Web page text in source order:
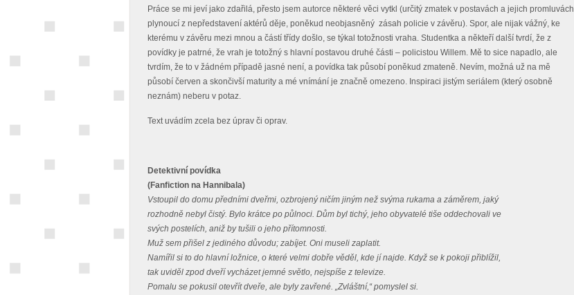
Práce se mi jeví jako zdařilá, přesto jsem autorce některé věci vytkl (určitý zmatek v postavách a jejich promluvách
plynoucí z nepředstavení aktérů děje, poněkud neobjasněný zásah policie v závěru). Spor, ale nijak vážný, ke
kterému v závěru mezi mnou a částí třídy došlo, se týkal totožnosti vraha. Studentka a někteří další tvrdí, že z
povídky je patrné, že vrah je totožný s hlavní postavou druhé části – policistou Willem. Mě to sice napadlo, ale
tvrdím, že to v žádném případě jasné není, a povídka tak působí poněkud zmateně. Nevím, možná už na mě
působí červen a skončivší maturity a mé vnímání je značně omezeno. Inspiraci jistým seriálem (který osobně
neznám) neberu v potaz.
Text uvádím zcela bez úprav či oprav.
Detektivní povídka
(Fanfiction na Hannibala)
Vstoupil do domu předními dveřmi, ozbrojený ničím jiným než svýma rukama a záměrem, jaký
rozhodně nebyl čistý. Bylo krátce po půlnoci. Dům byl tichý, jeho obyvatelé tiše oddechovali ve
svých postelích, aniž by tušili o jeho přítomnosti.
Muž sem přišel z jediného důvodu; zabíjet. Oni museli zaplatit.
Namířil si to do hlavní ložnice, o které velmi dobře věděl, kde jí najde. Když se k pokoji přiblížil,
tak uviděl zpod dveří vycházet jemné světlo, nejspíše z televize.
Pomalu se pokusil otevřít dveře, ale byly zavřené. „Zvláštní,“ pomyslel si.